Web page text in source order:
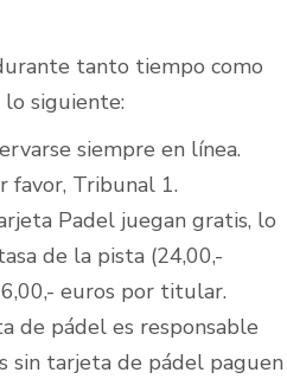
tanto tiempo como
lo siguiente:
siempre en línea.
favor, Tribunal 1.
Padel juegan gratis, lo
de la pista (24,00,-
euros por titular.
de pádel es responsable
sin tarjeta de pádel paguen